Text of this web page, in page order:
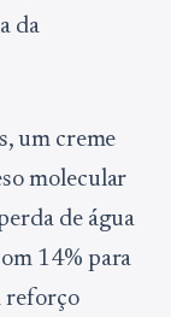
da
um creme
molecular
de água
14% para
reforço